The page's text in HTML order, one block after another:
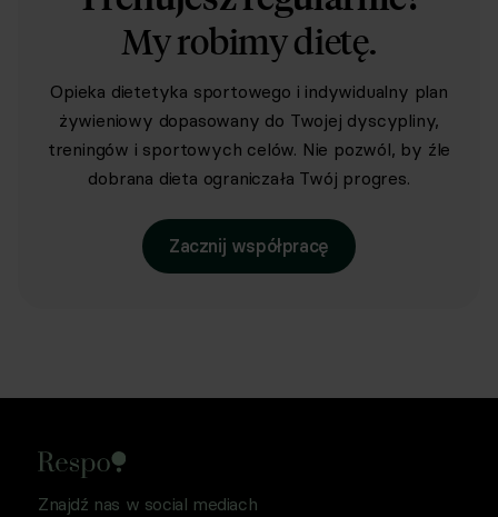
My robimy dietę.
Opieka dietetyka sportowego i indywidualny plan
żywieniowy dopasowany do Twojej dyscypliny,
treningów i sportowych celów. Nie pozwól, by źle
dobrana dieta ograniczała Twój progres.
Zacznij współpracę
Znajdź nas w social mediach